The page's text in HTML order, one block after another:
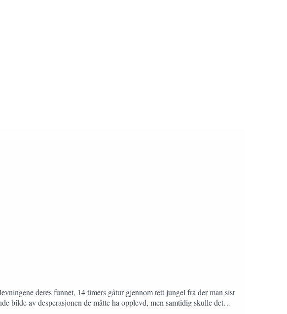
deres funnet, 14 timers gåtur gjennom tett jungel fra der man sist
bilde av desperasjonen de måtte ha opplevd, men samtidig skulle det